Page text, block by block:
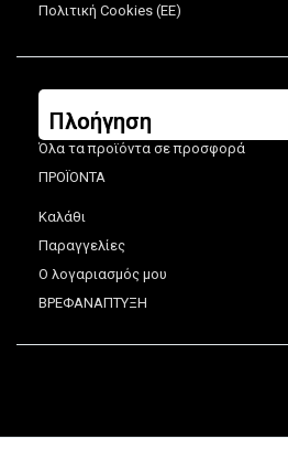
Πολιτική Cookies (ΕΕ)
Πλοήγηση
Όλα τα προϊόντα σε προσφορά
ΠΡΟΪΟΝΤΑ
Καλάθι
Παραγγελίες
Ο λογαριασμός μου
ΒΡΕΦΑΝΑΠΤΥΞΗ